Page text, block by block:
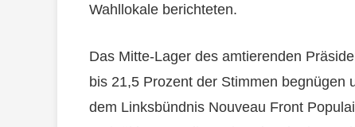
Wahllokale berichteten.
Das Mitte-Lager des amtierenden
bis 21,5 Prozent der Stimmen begnügen
dem Linksbündnis Nouveau Front